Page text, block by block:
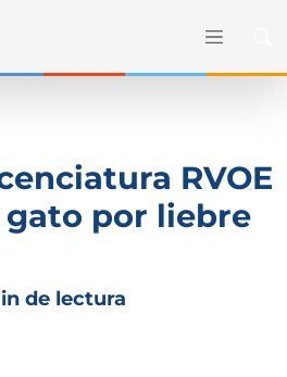
RVOE
gato por liebre
de lectura